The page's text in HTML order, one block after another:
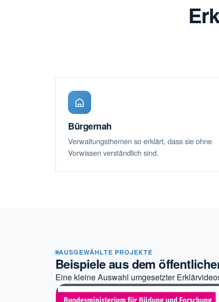
Bürgernah
Verwaltungsthemen so erklärt, dass sie ohne
Vorwissen verständlich sind.
AUSGEWÄHLTE PROJEKTE
Beispiele aus dem
Eine kleine Auswahl umgesetzter